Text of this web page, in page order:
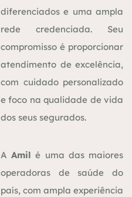
diferenciados e uma ampla
rede credenciada. Seu
compromisso é proporcionar
atendimento de excelência,
com cuidado personalizado
e foco na qualidade de vida
dos seus segurados.
AAmil é uma das maiores
operadoras de saúde do
país, com ampla experiência